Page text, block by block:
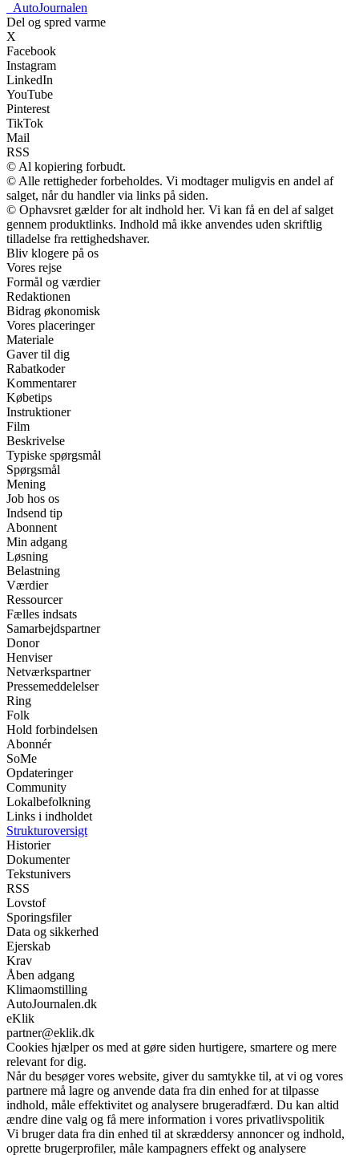
AutoJournalen
Del og spred varme
X
Facebook
Instagram
LinkedIn
YouTube
Pinterest
TikTok
Mail
RSS
© Al kopiering forbudt.
© Alle rettigheder forbeholdes. Vi modtager muligvis en andel af
salget, når du handler via links på siden.
© Ophavsret gælder for alt indhold her. Vi kan få en del af salget
gennem produktlinks. Indhold må ikke anvendes uden skriftlig
tilladelse fra rettighedshaver.
Bliv klogere på os
Vores rejse
Formål og værdier
Redaktionen
Bidrag økonomisk
Vores placeringer
Materiale
Gaver til dig
Rabatkoder
Kommentarer
Købetips
Instruktioner
Film
Beskrivelse
Typiske spørgsmål
Spørgsmål
Mening
Job hos os
Indsend tip
Abonnent
Min adgang
Løsning
Belastning
Værdier
Ressourcer
Fælles indsats
Samarbejdspartner
Donor
Henviser
Netværkspartner
Pressemeddelelser
Ring
Folk
Hold forbindelsen
Abonnér
SoMe
Opdateringer
Community
Lokalbefolkning
Links i indholdet
Strukturoversigt
Historier
Dokumenter
Tekstunivers
RSS
Lovstof
Sporingsfiler
Data og sikkerhed
Ejerskab
Krav
Åben adgang
Klimaomstilling
AutoJournalen.dk
eKlik
partner@eklik.dk
Cookies hjælper os med at gøre siden hurtigere, smartere og mere
relevant for dig.
Når du besøger vores website, giver du samtykke til, at vi og vores
partnere må lagre og anvende data fra din enhed for at tilpasse
indhold, måle effektivitet og analysere brugeradfærd. Du kan altid
ændre dine valg og få mere information i vores privatlivspolitik
Vi bruger data fra din enhed til at skræddersy annoncer og indhold,
oprette brugerprofiler, måle kampagners effekt og analysere